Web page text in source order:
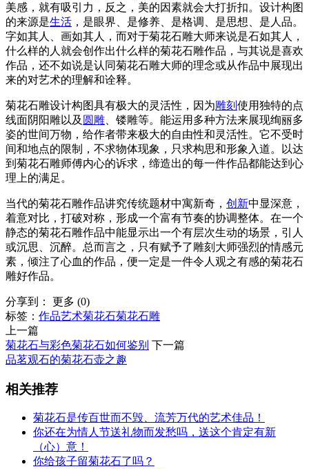
美感，就有吸引力，反之，美的因素就会大打折扣。设计构图
的来源是生活 ，是眼界、是修养、是格调、是思想、是人品。
字如其人、画如其人，而对于菊花石雕大师来说是石如其人，
什么样的人就会创作出什么样的菊花石雕作品，与其说是喜欢
作品，还不如说是认同菊花石雕大师的理念或从作品中展现出
来的对艺术的理解和诠释。
菊花石雕设计构图具有极大的灵活性，因为雕刻 使用独特的点
线面阴阳雕以及 圆雕 、镂雕等。能运用多种方法来展现绚丽多
姿的世间万物，给作者带来极大的自由性和灵活性。它不受时
间和地点的限制，不求物体现象，只求构思和形象入道。以达
到菊花石雕师傅内心的诉求，缔造出的每一件作品都能达到心
理上的满足。
当代的菊花石雕作品讲究传统题材中寓新奇， 创新中显深意，
着意对比，打破对称，形成一个富有节奏的协调整体。在一个
静态的菊花石雕作品中能显示出一个有层次生动的场景，引人
或沉思、沉醉。总而言之，只有赋予了雕刻大师强烈的情感元
素，倾注了心血的作品，便一定是一件令人观之有感的菊花石
雕好作品。
分享到： 更多 (0)
标签： 作品艺术菊花石菊花石雕
上一篇
菊花石与彩色菊花石如何鉴别 下一篇
品茗观石的菊花石壶之趣
相关推荐
菊花石是传百世而不毁、流芳万代的艺术佳品！
你还在为情人节送礼物而发愁吗，送这个肯定有新
（心）意！
你给孩子留菊花石了吗？